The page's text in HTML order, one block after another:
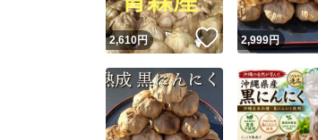
2,610円 いいね！
2,999円